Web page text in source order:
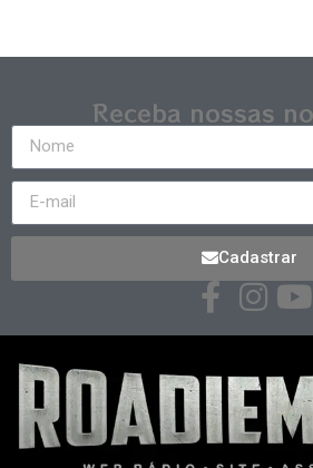
Receba nossas
Cadastrar